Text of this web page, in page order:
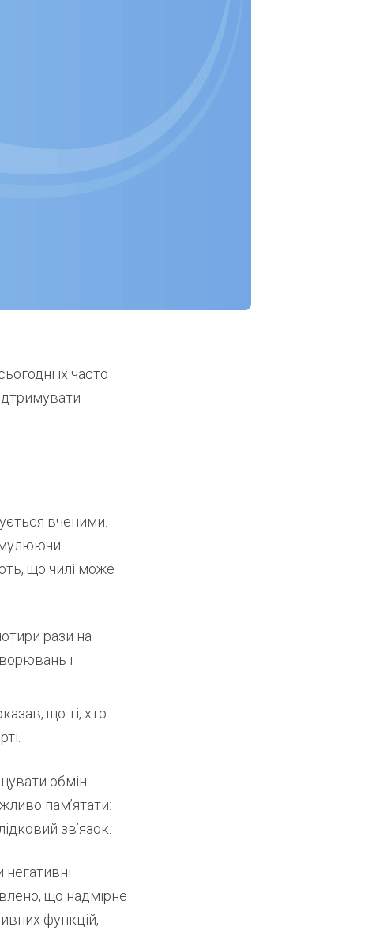
їх часто
вченими.
що чилі може
рази на
і
що ті, хто
обмін
пам’ятати:
зв’язок.
що надмірне
функцій,